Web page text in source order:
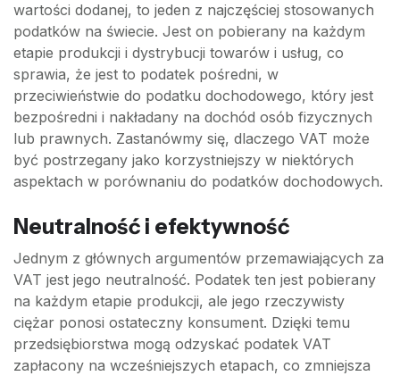
wartości dodanej, to jeden z najczęściej stosowanych
podatków na świecie. Jest on pobierany na każdym
etapie produkcji i dystrybucji towarów i usług, co
sprawia, że jest to podatek pośredni, w
przeciwieństwie do podatku dochodowego, który jest
bezpośredni i nakładany na dochód osób fizycznych
lub prawnych. Zastanówmy się, dlaczego VAT może
być postrzegany jako korzystniejszy w niektórych
aspektach w porównaniu do podatków dochodowych.
Neutralność i efektywność
Jednym z głównych argumentów przemawiających za
VAT jest jego neutralność. Podatek ten jest pobierany
na każdym etapie produkcji, ale jego rzeczywisty
ciężar ponosi ostateczny konsument. Dzięki temu
przedsiębiorstwa mogą odzyskać podatek VAT
zapłacony na wcześniejszych etapach, co zmniejsza